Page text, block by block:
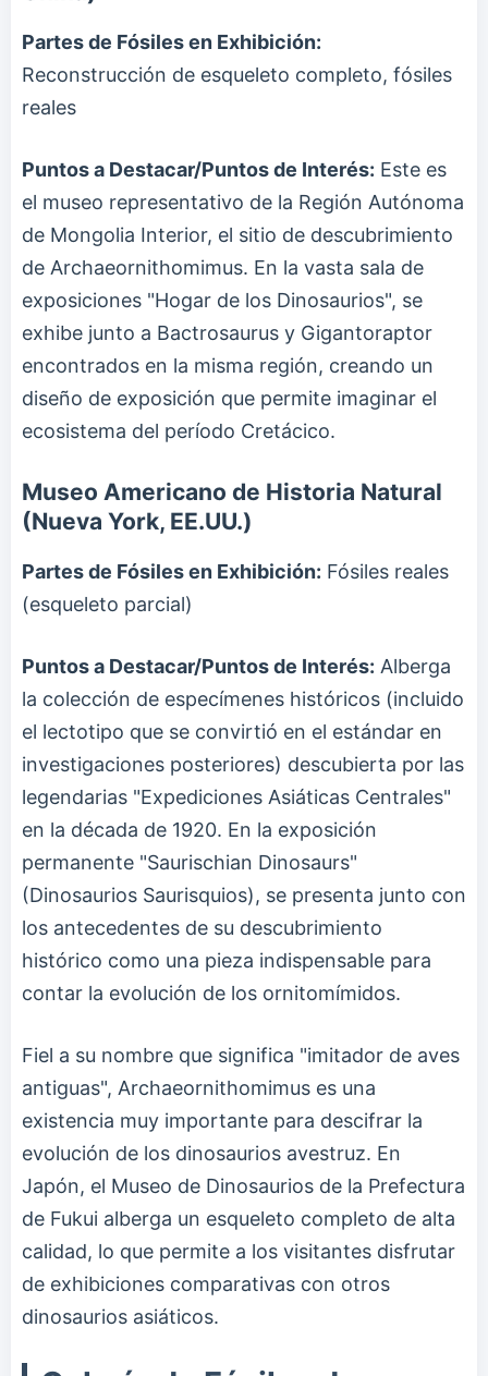
Partes de Fósiles en Exhibición:
Reconstrucción de esqueleto completo, fósiles
reales
Puntos a Destacar/Puntos de Interés: Este es
el museo representativo de la Región Autónoma
de Mongolia Interior, el sitio de descubrimiento
de Archaeornithomimus. En la vasta sala de
exposiciones "Hogar de los Dinosaurios", se
exhibe junto a Bactrosaurus y Gigantoraptor
encontrados en la misma región, creando un
diseño de exposición que permite imaginar el
ecosistema del período Cretácico.
Museo Americano de Historia Natural
(Nueva York, EE.UU.)
Partes de Fósiles en Exhibición: Fósiles reales
(esqueleto parcial)
Puntos a Destacar/Puntos de Interés: Alberga
la colección de especímenes históricos (incluido
el lectotipo que se convirtió en el estándar en
investigaciones posteriores) descubierta por las
legendarias "Expediciones Asiáticas Centrales"
en la década de 1920. En la exposición
permanente "Saurischian Dinosaurs"
(Dinosaurios Saurisquios), se presenta junto con
los antecedentes de su descubrimiento
histórico como una pieza indispensable para
contar la evolución de los ornitomímidos.
Fiel a su nombre que significa "imitador de aves
antiguas", Archaeornithomimus es una
existencia muy importante para descifrar la
evolución de los dinosaurios avestruz. En
Japón, el Museo de Dinosaurios de la Prefectura
de Fukui alberga un esqueleto completo de alta
calidad, lo que permite a los visitantes disfrutar
de exhibiciones comparativas con otros
dinosaurios asiáticos.